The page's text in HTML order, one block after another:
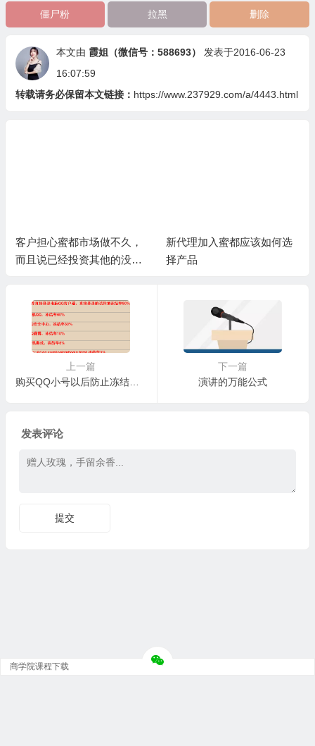
僵尸粉 拉黑 删除
本文由 霞姐（微信号：588693）
发表于2016-06-23
16:07:59
转载请务必保留本文链接： https://www.237929.com/a/4443.html
客户担心蜜都市场做不久，
而且说已经投资其他的没有
新代理加入蜜都应该如何选
择产品
上一篇
购买QQ小号以后防止冻结的注意事项
下一篇
演讲的万能公式
发表评论
商学院课程下载